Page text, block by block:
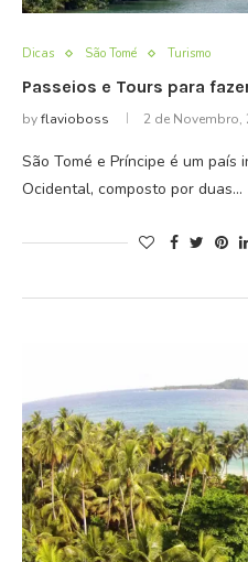
Dicas São Tomé Turismo
Passeios e Tours para
byflavioboss 2 de Novembro,
São Tomé e Príncipe é um
Ocidental, composto por duas…